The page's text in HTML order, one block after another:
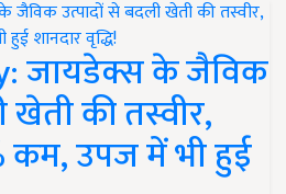
जायडेक्स के जैविक
खेती की तस्वीर,
कम, उपज में भी हुई